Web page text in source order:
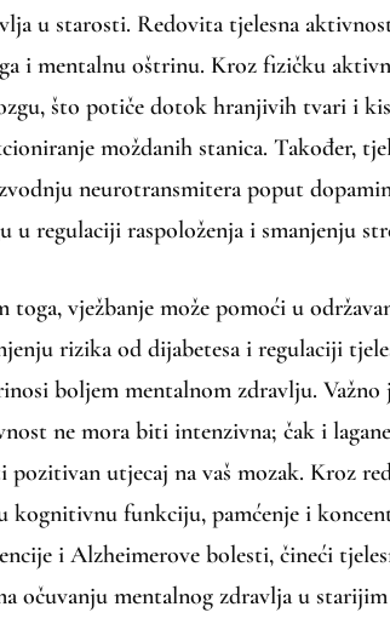
u starosti. Redovita tjelesna
i mentalnu oštrinu. Kroz fizičku
što potiče dotok hranjivih tvari i
moždanih stanica. Također,
neurotransmitera poput
u regulaciji raspoloženja i smanjenju
toga, vježbanje može pomoći u
rizika od dijabetesa i regulaciji
boljem mentalnom zdravlju. Važno
ne mora biti intenzivna; čak i
pozitivan utjecaj na vaš mozak. Kroz
kognitivnu funkciju, pamćenje i
i Alzheimerove bolesti, čineći
očuvanju mentalnog zdravlja u